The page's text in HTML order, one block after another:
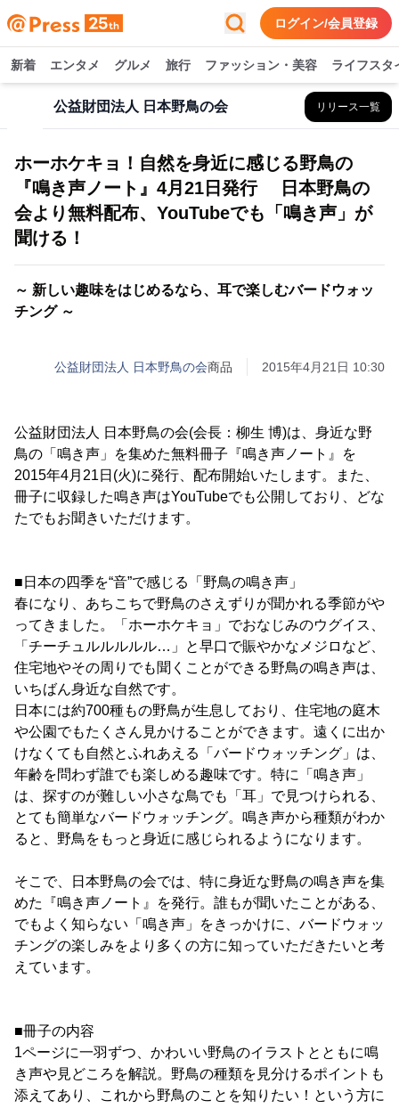
ログイン/会員登録
新着 エンタメ グルメ 旅行 ファッション・美容 ライフスタ
公益財団法人 日本野鳥の会 リリース一覧
ホーホケキョ！自然を身近に感じる野鳥の
『鳴き声ノート』4月21日発行 日本野鳥の
会より無料配布、YouTubeでも「鳴き声」が
聞ける！
～ 新しい趣味をはじめるなら、耳で楽しむバードウォッ
チング ～
公益財団法人 日本野鳥の会商品 2015年4月21日 10:30
公益財団法人 日本野鳥の会(会長：柳生 博)は、身近な野
鳥の「鳴き声」を集めた無料冊子『鳴き声ノート』を
2015年4月21日(火)に発行、配布開始いたします。また、
冊子に収録した鳴き声はYouTubeでも公開しており、どな
たでもお聞きいただけます。
■日本の四季を“音”で感じる「野鳥の鳴き声」
春になり、あちこちで野鳥のさえずりが聞かれる季節がや
ってきました。「ホーホケキョ」でおなじみのウグイス、
「チーチュルルルルル…」と早口で賑やかなメジロなど、
住宅地やその周りでも聞くことができる野鳥の鳴き声は、
いちばん身近な自然です。
日本には約700種もの野鳥が生息しており、住宅地の庭木
や公園でもたくさん見かけることができます。遠くに出か
けなくても自然とふれあえる「バードウォッチング」は、
年齢を問わず誰でも楽しめる趣味です。特に「鳴き声」
は、探すのが難しい小さな鳥でも「耳」で見つけられる、
とても簡単なバードウォッチング。鳴き声から種類がわか
ると、野鳥をもっと身近に感じられるようになります。
そこで、日本野鳥の会では、特に身近な野鳥の鳴き声を集
めた『鳴き声ノート』を発行。誰もが聞いたことがある、
でもよく知らない「鳴き声」をきっかけに、バードウォッ
チングの楽しみをより多くの方に知っていただきたいと考
えています。
■冊子の内容
1ページに一羽ずつ、かわいい野鳥のイラストとともに鳴
き声や見どころを解説。野鳥の種類を見分けるポイントも
添えてあり、これから野鳥のことを知りたい！という方に